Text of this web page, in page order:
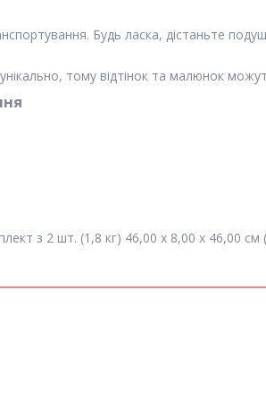
Будь ласка, дістаньте
тому відтінок та малюнок
з 2 шт. (1,8 кг) 46,00 x 8,00 x 46,00